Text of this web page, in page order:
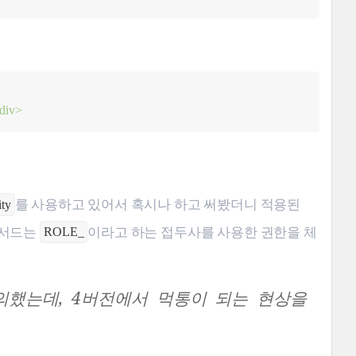
를 사용하고 있어서 혹시나 하고 써봤더니 적용된
드는 ROLE_ 이라고 하는 접두사를 사용한 권한을 체
는데, 4버전에서 먹통이 되는 현상을